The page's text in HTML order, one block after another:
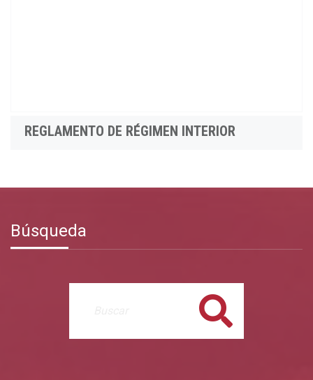
REGLAMENTO DE RÉGIMEN INTERIOR
Búsqueda
Buscar